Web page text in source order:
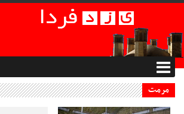
مرمت